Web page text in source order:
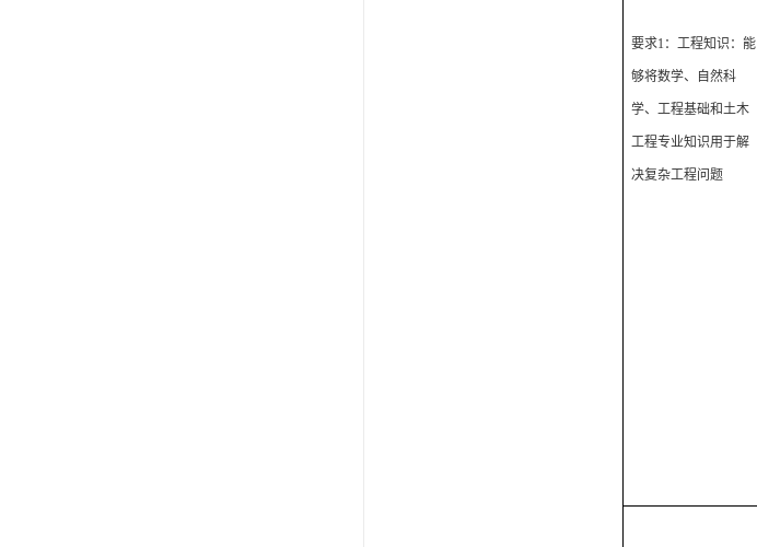
要求1 ：工程知识：能
够将数学、自然科
学、工程基础和土木
工程专业知识用于解
决复杂工程问题